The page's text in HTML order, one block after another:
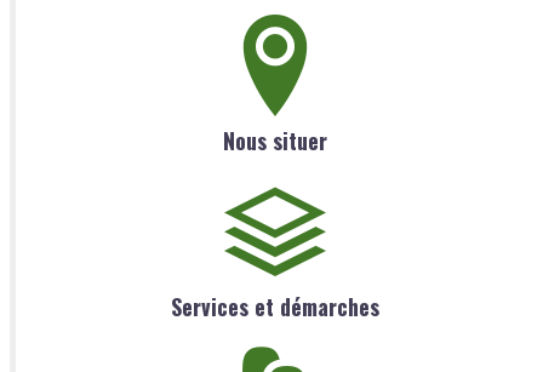
Nous situer
Services et démarches